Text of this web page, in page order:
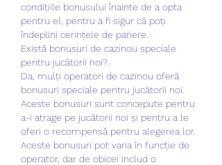
condițiile bonusului înainte de a opta
pentru el, pentru a fi sigur că poți
îndeplini cerințele de pariere.
Există bonusuri de cazinou speciale
pentru jucătorii noi?.
Da, mulți operatori de cazinou oferă
bonusuri speciale pentru jucătorii noi.
Aceste bonusuri sunt concepute pentru
a-i atrage pe jucătorii noi și pentru a le
oferi o recompensă pentru alegerea lor.
Aceste bonusuri pot varia în funcție de
operator, dar de obicei includ o